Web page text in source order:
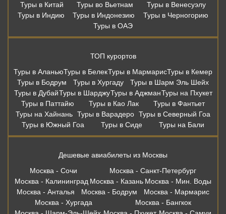
Туры в Китай
Туры во Вьетнам
Туры в Венесуэлу
Туры в Индию
Туры в Индонезию
Туры в Черногорию
Туры в ОАЭ
ТОП курортов
Туры в АланьюТуры в БелекТуры в МармарисТуры в Кемер
Туры в Бодрум
Туры в Хургаду
Туры в Шарм Эль Шейх
Туры в ДубайТуры в ШарджуТуры в АджманТуры на Пхукет
Туры в Паттайю
Туры в Као Лак
Туры в Фантьет
Туры на Хайнань Туры в Варадеро Туры в Северный Гоа
Туры в Южный Гоа
Туры в Сиде Туры на Бали
Дешевые авиабилеты из Москвы
Москва - Сочи
Москва - Санкт-Петербург
Москва - Калининград Москва - Казань Москва - Мин. Воды
Москва - Анталья
Москва - Бодрум
Москва - Мармарис
Москва - Хургада
Москва - Бангкок